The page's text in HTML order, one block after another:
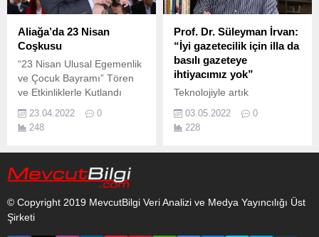
Aliağa’da 23 Nisan
Coşkusu
“23 Nisan Ulusal Egemenlik
ve Çocuk Bayramı” Tören
ve Etkinliklerle Kutlandı
Türkiye Büyük Millet
Meclisi’nin 102.
23.04.2022
0
248
Prof. Dr. Süleyman İrvan:
“İyi gazetecilik için illa da
basılı gazeteye
ihtiyacımız yok”
Teknolojiyle artık
hayatımızın önemli bir
parçası haline gelen haber
siteleri, geleneksel
03.05.2022
0
228
© Copyright 2019 MevcutBilgi Veri Analizi ve Medya Yayıncılığı Üst
Şirketi